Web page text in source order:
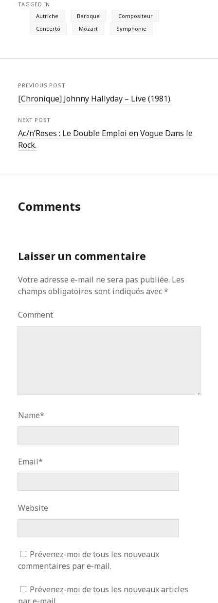
TAGGED IN
Autriche
Baroque
Compositeur
Concerto
Mozart Symphonie
PREVIOUS POST
[Chronique] Johnny Hallyday – Live (1981).
NEXT POST
Ac/n’Roses : Le Double Emploi en Vogue Dans le
Rock.
Comments
Laisser un commentaire
Votre adresse e-mail ne sera pas publiée. Les
champs obligatoires sont indiqués avec*
Comment
Name*
Email*
Website
Prévenez-moi de tous les nouveaux
commentaires par e-mail.
Prévenez-moi de tous les nouveaux articles